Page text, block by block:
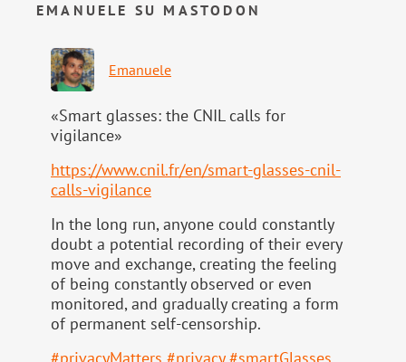
EMANUELE SU MASTODON
Emanuele
«Smart glasses: the CNIL calls for
vigilance»
https://www.cnil.fr/en/smart-glasses-cnil-
calls-vigilance
In the long run, anyone could constantly
doubt a potential recording of their every
move and exchange, creating the feeling
of being constantly observed or even
monitored, and gradually creating a form
of permanent self-censorship.